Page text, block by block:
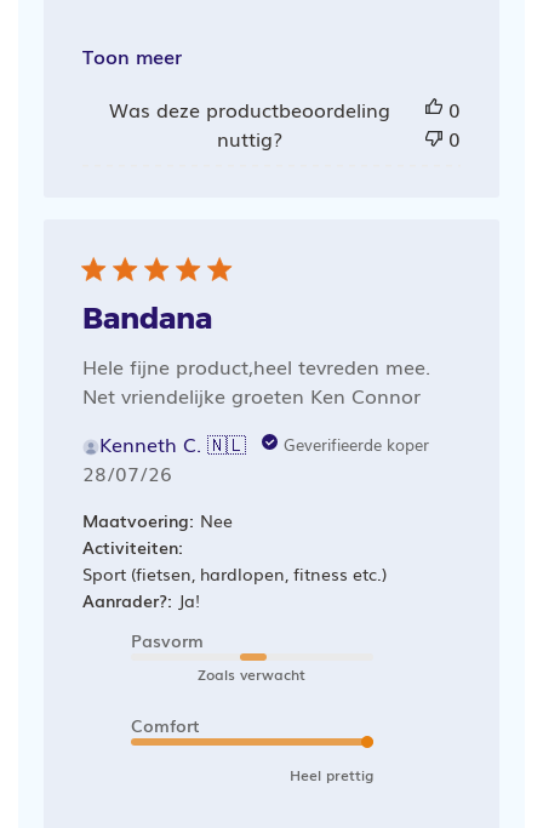
Toon meer
Was deze productbeoordeling
nuttig?
0
0
Bandana
Hele fijne product,heel tevreden mee.
Net vriendelijke groeten Ken Connor
Kenneth C. 🇳🇱
Geverifieerde koper
Publicatiedatum
28/07/26
Maatvoering: Nee
Activiteiten:
Sport (fietsen, hardlopen, fitness etc.)
Aanrader?: Ja!
Pasvorm
Zoals verwacht
Comfort
Heel prettig